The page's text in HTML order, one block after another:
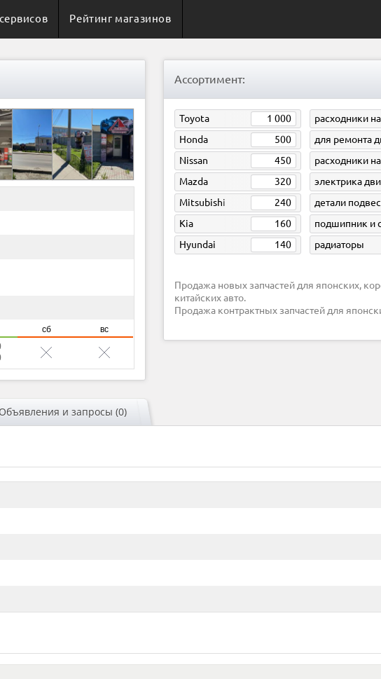
Рейтинг магазинов
сб вс
Ассортимент:
Toyota
1 000
Honda
500
Nissan
450
Mazda
320
Mitsubishi
240
Kia
160
Hyundai
140
расходники
для ремонта
электрика
детали
подшипник и
радиаторы
Продажа новых запчастей для японских, корейских, европейских, американских и
китайских авто.
Продажа контрактных запчастей для
и запросы (0)